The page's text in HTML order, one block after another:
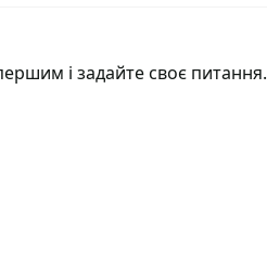
і задайте своє питання.